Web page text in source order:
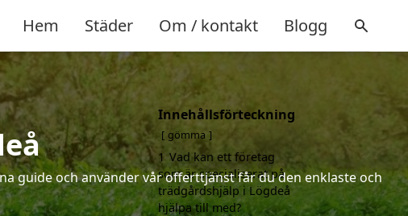
Hem Städer Om / kontakt Blogg
guide och använder vår offerttjänst får du den enklaste och
Innehållsförteckning
gömma
1 Vad kan ett företag
som är specialiserat på
trädgårdshjälp i Lögdeå
hjälpa till med?